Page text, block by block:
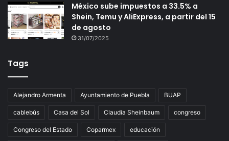
México sube impuestos a 33.5% a
Shein, Temu y AliExpress, a partir del 15
de agosto
31/07/2025
Tags
Alejandro Armenta Ayuntamiento de Puebla BUAP
cablebús Casa del Sol Claudia Sheinbaum congreso
Congreso del Estado Coparmex educación